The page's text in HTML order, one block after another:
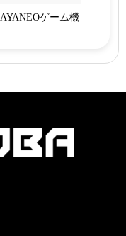
AYANEOゲーム機